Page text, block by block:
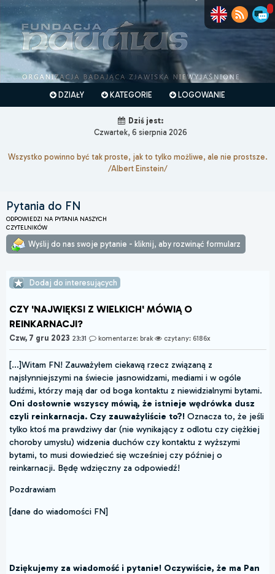
DZIAŁY KATEGORIE LOGOWANIE
Dziś jest:
Czwartek, 6 sierpnia 2026
Wszystko powinno być tak proste, jak to tylko możliwe, ale nie prostsze.
/Albert Einstein/
Pytania do FN
ODPOWIEDZI NA PYTANIA NASZYCH
CZYTELNIKÓW
Wyślij do nas swoje pytanie - kliknij, aby rozwinąć formularz
Dodaj do interesujących
CZY 'NAJWIĘKSI Z WIELKICH' MÓWIĄ O
REINKARNACJI?
Czw, 7 gru 2023 23:31 komentarze: brak czytany: 6186x
[...]Witam FN! Zauważyłem ciekawą rzecz związaną z
najsłynniejszymi na świecie jasnowidzami, mediami i w ogóle
ludźmi, którzy mają dar od boga kontaktu z niewidzialnymi bytami.
Oni dosłownie wszyscy mówią, że istnieje wędrówka dusz
czyli reinkarnacja. Czy zauważyliście to?! Oznacza to, że jeśli
tylko ktoś ma prawdziwy dar (nie wynikający z odlotu czy ciężkiej
choroby umysłu) widzenia duchów czy kontaktu z wyższymi
bytami, to musi dowiedzieć się wcześniej czy później o
reinkarnacji. Będę wdzięczny za odpowiedź!
Pozdrawiam
[dane do wiadomości FN]
Dziękujemy za wiadomość i pytanie! Oczywiście, że ma Pan